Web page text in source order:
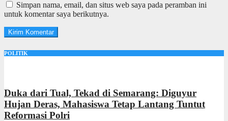
Simpan nama, email, dan situs web saya pada peramban ini
untuk komentar saya berikutnya.
POLITIK
Duka dari Tual, Tekad di Semarang: Diguyur
Hujan Deras, Mahasiswa Tetap Lantang Tuntut
Reformasi Polri